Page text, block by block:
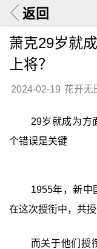
返回
萧克29岁就
上将？
2024-02-19 花开无
29岁就成为方
个错误是关键
1955年，新中
在这次授衔中，共
而关于他们授